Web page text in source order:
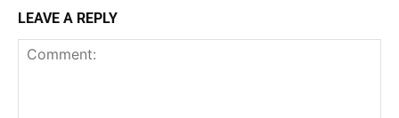
LEAVE A REPLY